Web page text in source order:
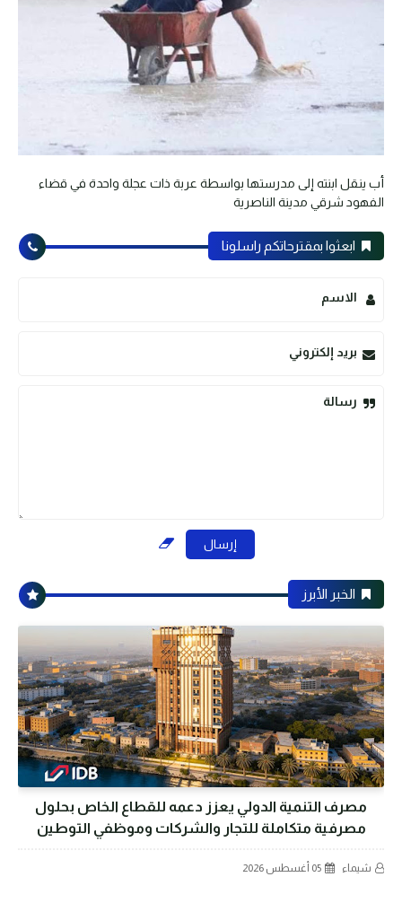
أب ينقل ابنته إلى مدرستها بواسطة عربة ذات عجلة واحدة في قضاء
الفهود شرقي مدينة الناصرية
ابعثوا بمقترحاتكم راسلونا
الاسم
بريد إلكتروني
رسالة
الخبر الأبرز
مصرف التنمية الدولي يعزز دعمه للقطاع الخاص بحلول
مصرفية متكاملة للتجار والشركات وموظفي التوطين
شيماء 05 أغسطس 2026